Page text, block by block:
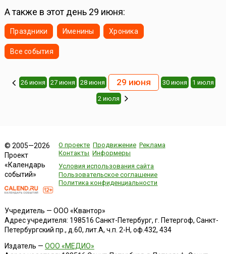
музыкальным...
А также в этот день 29 июня:
Праздники Именины Хроника
Все события
26 июня 27 июня 28 июня 29 июня 30 июня 1 июля
2 июля
© 2005—2026
Проект
«Календарь
событий»
О проекте Продвижение Реклама
Контакты Информеры
Условия использования сайта
Пользовательское соглашение
Политика конфиденциальности
Учредитель — ООО «Квантор»
Адрес учредителя: 198516 Санкт-Петербург, г. Петергоф, Санкт-
Петербургский пр., д.60, лит.А, ч.п. 2-Н, оф.432, 434
Издатель — ООО «МЕДИО»